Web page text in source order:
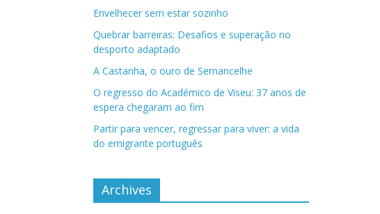
Envelhecer sem estar sozinho
Quebrar barreiras: Desafios e superação no
desporto adaptado
A Castanha, o ouro de Sernancelhe
O regresso do Académico de Viseu: 37 anos de
espera chegaram ao fim
Partir para vencer, regressar para viver: a vida
do emigrante português
Archives